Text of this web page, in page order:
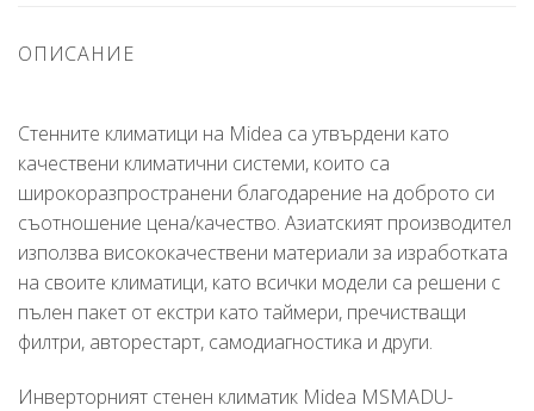
ОПИСАНИЕ
Стенните климатици на Midea са утвърдени като
качествени климатични системи, които са
широкоразпространени благодарение на доброто си
съотношение цена/качество. Азиатският производител
използва висококачествени материали за изработката
на своите климатици, като всички модели са решени с
пълен пакет от екстри като таймери, пречистващи
филтри, авторестарт, самодиагностика и други.
Инверторният стенен климатик Midea MSMADU-